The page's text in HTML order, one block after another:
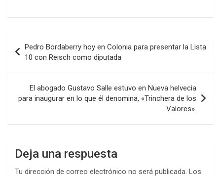
ce
b
o
o
k
tt
er
at
A
p
p
ke
n
m
p
ar
tir
de
entradas
Pedro Bordaberry hoy en Colonia para presentar la Lista
10 con Reisch como diputada
El abogado Gustavo Salle estuvo en Nueva helvecia
para inaugurar en lo que él denomina, «Trinchera de los
Valores».
Deja una respuesta
Tu dirección de correo electrónico no será publicada. Los